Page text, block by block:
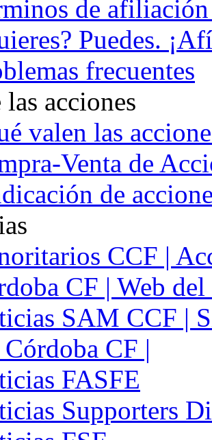
de
Puedes.
frecuentes
las acciones
valen las
Venta de
de
CCF |
CF | Web
SAM CCF |
CF |
FASFE
Supporters